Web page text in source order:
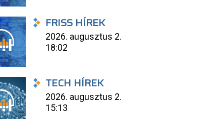
FRISS HÍREK
2026. augusztus 2.
18:02
TECH HÍREK
2026. augusztus 2.
15:13